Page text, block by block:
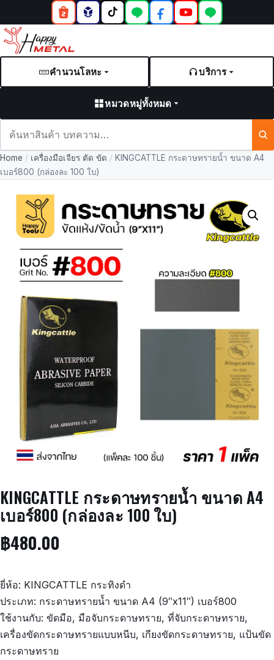
คำนวนโลหะ บริการ
หมวดหมู่ทั้งหมด
และ
บทความ
Home / เครื่องมือเจียร ตัด ขัด / KINGCATTLE กระดาษทรายน้ำ ขนาด A4
เบอร์800 (กล่องละ 100 ใบ)
KINGCATTLE กระดาษทรายน้ำ ขนาด A4
เบอร์800 (กล่องละ 100 ใบ)
฿480.00
ยี่ห้อ: KINGCATTLE กระทิงดำ
ประเภท: กระดาษทรายน้ำ ขนาด A4 (9″x11″) เบอร์800
ใช้งานกับ: ขัดมือ, มือจับกระดาษทราย, ที่จับกระดาษทราย,
เครื่องขัดกระดาษทรายแบบหนีบ, เกียงขัดกระดาษทราย, แป้นขัด
กระดาษทราย